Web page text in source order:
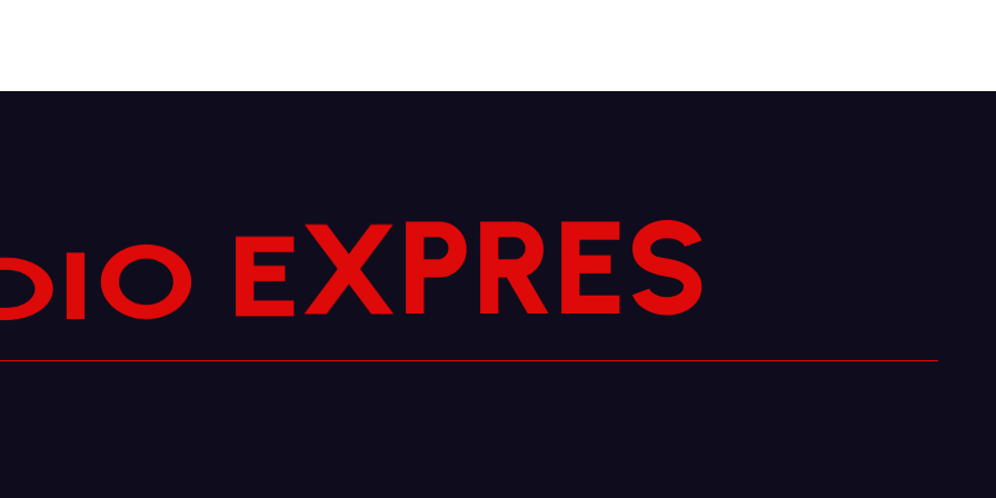
IO EXPRES